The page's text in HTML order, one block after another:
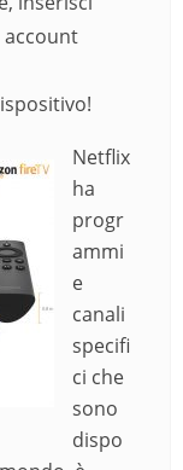
account
Netflix
ha
progr
ammi
e
canali
specifi
ci che
sono
dispo